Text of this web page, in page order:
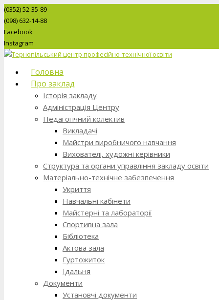
(0352) 52-35-89
(098) 632-14-88
Facebook
Instagram
Головна
Про заклад
Історія закладу
Адміністрація Центру
Педагогічний колектив
Викладачі
Майстри виробничого навчання
Вихователі, художні керівники
Структура та органи управління закладу освіти
Матеріально-технічне забезпечення
Укриття
Навчальні кабінети
Майстерні та лабораторії
Спортивна зала
Бібліотека
Актова зала
Гуртожиток
Їдальня
Документи
Установчі документи